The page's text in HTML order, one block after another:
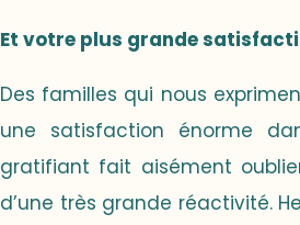
Et votre plus grande
Des familles qui nous
une satisfaction énorme
gratifiant fait aisément
d’une très grande réactivité.